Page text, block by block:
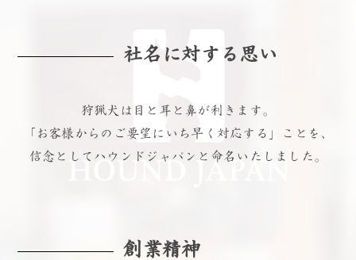
社名に対する思い
狩猟犬は目と耳と鼻が利きます。
「お客様からのご要望にいち早く対応する」ことを、
信念としてハウンドジャパンと命名いたしました。
創業精神